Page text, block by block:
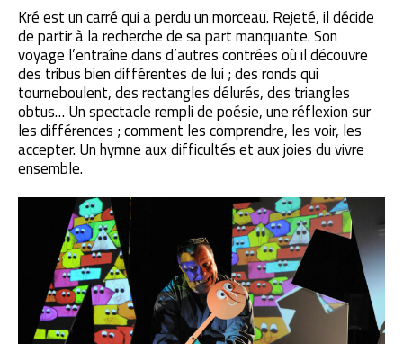
Kré est un carré qui a perdu un morceau. Rejeté, il décide
de partir à la recherche de sa part manquante. Son
voyage l’entraîne dans d’autres contrées où il découvre
des tribus bien différentes de lui ; des ronds qui
tourneboulent, des rectangles délurés, des triangles
obtus… Un spectacle rempli de poésie, une réflexion sur
les différences ; comment les comprendre, les voir, les
accepter. Un hymne aux difficultés et aux joies du vivre
ensemble.